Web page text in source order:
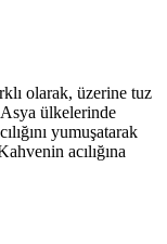
olarak, üzerine tuz
ülkelerinde
yumuşatarak
acılığına